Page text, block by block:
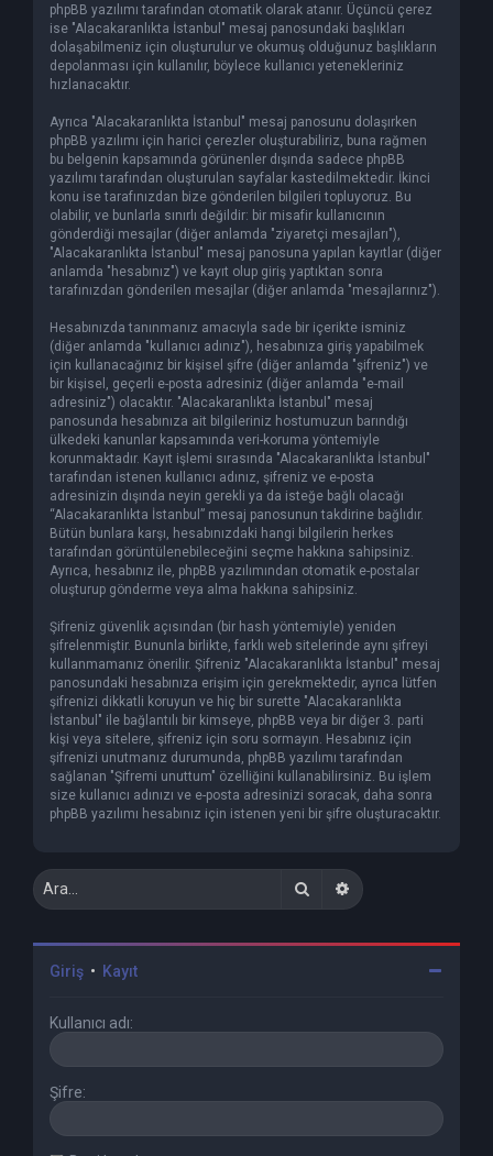
phpBB yazılımı tarafından otomatik olarak atanır. Üçüncü çerez
ise "Alacakaranlıkta İstanbul" mesaj panosundaki başlıkları
dolaşabilmeniz için oluşturulur ve okumuş olduğunuz başlıkların
depolanması için kullanılır, böylece kullanıcı yetenekleriniz
hızlanacaktır.
Ayrıca "Alacakaranlıkta İstanbul" mesaj panosunu dolaşırken
phpBB yazılımı için harici çerezler oluşturabiliriz, buna rağmen
bu belgenin kapsamında görünenler dışında sadece phpBB
yazılımı tarafından oluşturulan sayfalar kastedilmektedir. İkinci
konu ise tarafınızdan bize gönderilen bilgileri topluyoruz. Bu
olabilir, ve bunlarla sınırlı değildir: bir misafir kullanıcının
gönderdiği mesajlar (diğer anlamda "ziyaretçi mesajları"),
"Alacakaranlıkta İstanbul" mesaj panosuna yapılan kayıtlar (diğer
anlamda "hesabınız") ve kayıt olup giriş yaptıktan sonra
tarafınızdan gönderilen mesajlar (diğer anlamda "mesajlarınız").
Hesabınızda tanınmanız amacıyla sade bir içerikte isminiz
(diğer anlamda "kullanıcı adınız"), hesabınıza giriş yapabilmek
için kullanacağınız bir kişisel şifre (diğer anlamda "şifreniz") ve
bir kişisel, geçerli e-posta adresiniz (diğer anlamda "e-mail
adresiniz") olacaktır. "Alacakaranlıkta İstanbul" mesaj
panosunda hesabınıza ait bilgileriniz hostumuzun barındığı
ülkedeki kanunlar kapsamında veri-koruma yöntemiyle
korunmaktadır. Kayıt işlemi sırasında "Alacakaranlıkta İstanbul"
tarafından istenen kullanıcı adınız, şifreniz ve e-posta
adresinizin dışında neyin gerekli ya da isteğe bağlı olacağı
“Alacakaranlıkta İstanbul” mesaj panosunun takdirine bağlıdır.
Bütün bunlara karşı, hesabınızdaki hangi bilgilerin herkes
tarafından görüntülenebileceğini seçme hakkına sahipsiniz.
Ayrıca, hesabınız ile, phpBB yazılımından otomatik e-postalar
oluşturup gönderme veya alma hakkına sahipsiniz.
Şifreniz güvenlik açısından (bir hash yöntemiyle) yeniden
şifrelenmiştir. Bununla birlikte, farklı web sitelerinde aynı şifreyi
kullanmamanız önerilir. Şifreniz "Alacakaranlıkta İstanbul" mesaj
panosundaki hesabınıza erişim için gerekmektedir, ayrıca lütfen
şifrenizi dikkatli koruyun ve hiç bir surette "Alacakaranlıkta
İstanbul" ile bağlantılı bir kimseye, phpBB veya bir diğer 3. parti
kişi veya sitelere, şifreniz için soru sormayın. Hesabınız için
şifrenizi unutmanız durumunda, phpBB yazılımı tarafından
sağlanan "Şifremi unuttum" özelliğini kullanabilirsiniz. Bu işlem
size kullanıcı adınızı ve e-posta adresinizi soracak, daha sonra
phpBB yazılımı hesabınız için istenen yeni bir şifre oluşturacaktır.
Gelişmiş arama
Giriş • Kayıt
Kullanıcı adı:
Şifre: